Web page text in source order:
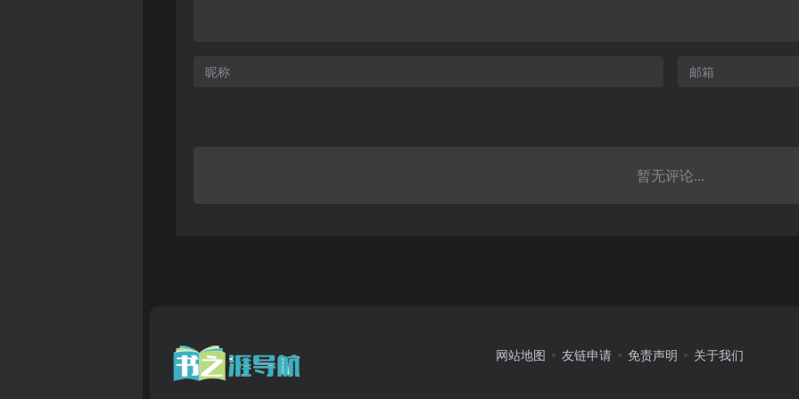
暂无评论...
网站地图 友链申请 免责声明 关于我们